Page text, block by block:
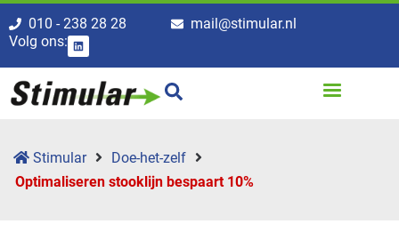
010 - 238 28 28
mail@stimular.nl
Volg ons:
Stimular
Doe-het-zelf
Optimaliseren stooklijn bespaart 10%